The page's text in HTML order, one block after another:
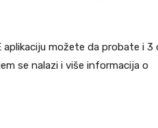
aplikaciju možete da probate i 3
se nalazi i više informacija o